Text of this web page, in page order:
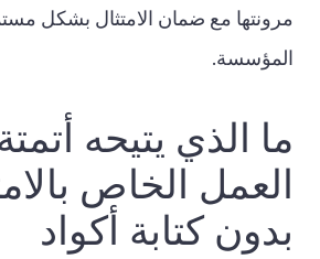
مرونتها مع ضمان الامتثال بشكل
المؤسسة.
ما الذي يتيحه
العمل الخاص
بدون كتابة أكواد